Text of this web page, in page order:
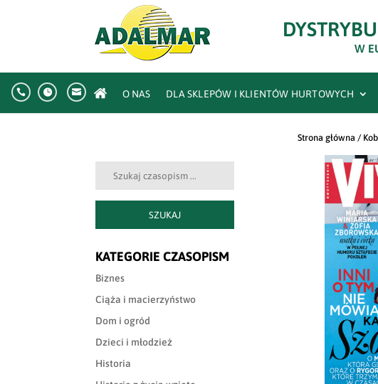
W
   O NAS DLA SKLEPÓW I KLIENTÓW HURTOWYCH
Strona główna/
Szukaj:
SZUKAJ
KATEGORIE CZASOPISM
Biznes
Ciąża i macierzyństwo
Dom i ogród
Dzieci i młodzież
Historia